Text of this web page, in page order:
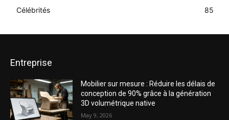
Célébrités
85
Entreprise
Mobilier sur mesure : Réduire les délais de
conception de 90% grâce à la génération
3D volumétrique native
May 9, 2026